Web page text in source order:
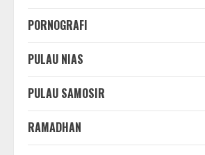
PORNOGRAFI
PULAU NIAS
PULAU SAMOSIR
RAMADHAN